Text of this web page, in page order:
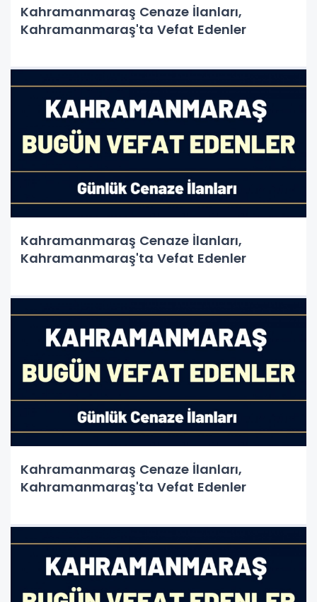
Kahramanmaraş Cenaze İlanları,
Kahramanmaraş'ta Vefat Edenler
Kahramanmaraş Cenaze İlanları,
Kahramanmaraş'ta Vefat Edenler
Kahramanmaraş Cenaze İlanları,
Kahramanmaraş'ta Vefat Edenler